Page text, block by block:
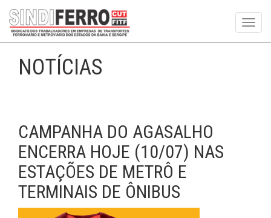
NOTÍCIAS
CAMPANHA DO AGASALHO
ENCERRA HOJE (10/07) NAS
ESTAÇÕES DE METRÔ E
TERMINAIS DE ÔNIBUS